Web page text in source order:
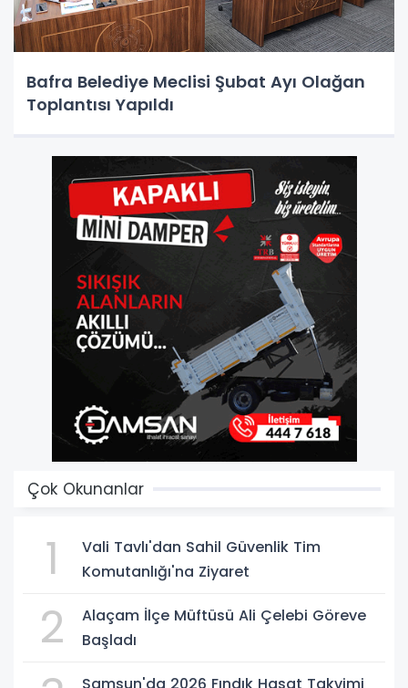
Bafra Belediye Meclisi Şubat Ayı Olağan
Toplantısı Yapıldı
Çok Okunanlar
1
Vali Tavlı'dan Sahil Güvenlik Tim
Komutanlığı'na Ziyaret
2
Alaçam İlçe Müftüsü Ali Çelebi Göreve
Başladı